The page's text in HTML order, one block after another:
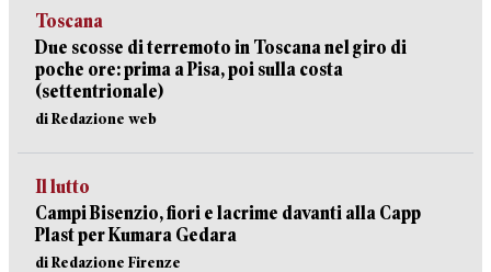
Toscana
Due scosse di terremoto in Toscana nel giro di
poche ore: prima a Pisa, poi sulla costa
(settentrionale)
di Redazione web
Il lutto
Campi Bisenzio, fiori e lacrime davanti alla Capp
Plast per Kumara Gedara
di Redazione Firenze